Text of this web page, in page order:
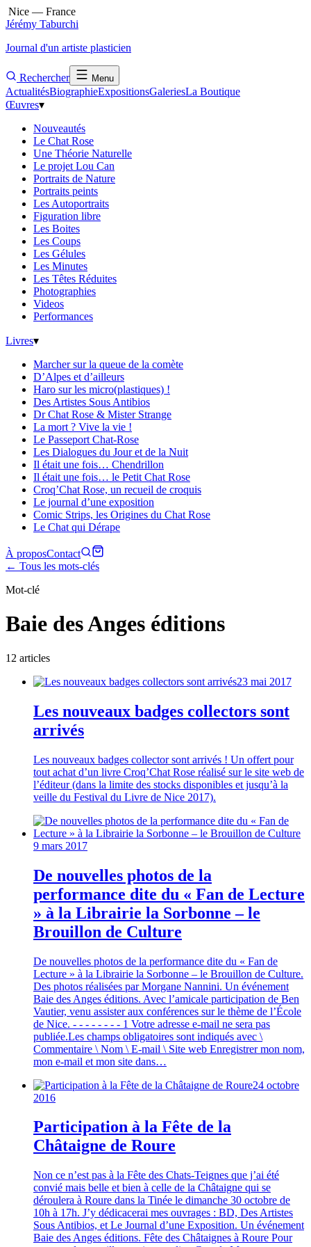
Nice — France
Jérémy Taburchi
Journal d'un artiste plasticien
Rechercher Menu
ActualitésBiographieExpositionsGaleriesLa Boutique
Œuvres▾
Nouveautés
Le Chat Rose
Une Théorie Naturelle
Le projet Lou Can
Portraits de Nature
Portraits peints
Les Autoportraits
Figuration libre
Les Boites
Les Coups
Les Gélules
Les Minutes
Les Têtes Réduites
Photographies
Videos
Performances
Livres▾
Marcher sur la queue de la comète
D’Alpes et d’ailleurs
Haro sur les micro(plastiques) !
Des Artistes Sous Antibios
Dr Chat Rose & Mister Strange
La mort ? Vive la vie !
Le Passeport Chat-Rose
Les Dialogues du Jour et de la Nuit
Il était une fois… Chendrillon
Il était une fois… le Petit Chat Rose
Croq’Chat Rose, un recueil de croquis
Le journal d’une exposition
Comic Strips, les Origines du Chat Rose
Le Chat qui Dérape
À proposContact
← Tous les mots-clés
Mot-clé
Baie des Anges éditions
12 articles
23 mai 2017
Les nouveaux badges collectors sont
arrivés
Les nouveaux badges collector sont arrivés ! Un offert pour
tout achat d’un livre Croq’Chat Rose réalisé sur le site web de
l’éditeur (dans la limite des stocks disponibles et jusqu’à la
veille du Festival du Livre de Nice 2017).
9 mars 2017
De nouvelles photos de la
performance dite du « Fan de Lecture
» à la Librairie la Sorbonne – le
Brouillon de Culture
De nouvelles photos de la performance dite du « Fan de
Lecture » à la Librairie la Sorbonne – le Brouillon de Culture.
Des photos réalisées par Morgane Nannini. Un événement
Baie des Anges éditions. Avec l’amicale participation de Ben
Vautier, venu assister aux conférences sur le thème de l’École
de Nice. - - - - - - - - 1 Votre adresse e-mail ne sera pas
publiée.Les champs obligatoires sont indiqués avec \
Commentaire \ Nom \ E-mail \ Site web Enregistrer mon nom,
mon e-mail et mon site dans…
24 octobre
2016
Participation à la Fête de la
Châtaigne de Roure
Non ce n’est pas à la Fête des Chats-Teignes que j’ai été
convié mais belle et bien à celle de la Châtaigne qui se
déroulera à Roure dans la Tinée le dimanche 30 octobre de
10h à 17h. J’y dédicacerai mes ouvrages : BD, Des Artistes
Sous Antibios, et Le Journal d’une Exposition. Un événement
Baie des Anges éditions. Fête des Châtaignes à Roure Pour